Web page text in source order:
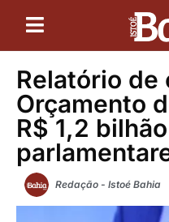
Relatório de
Orçamento
R$ 1,2
Redação - Istoé Bahia